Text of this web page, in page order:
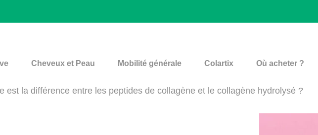
Cheveux et Peau Mobilité générale Colartix Où acheter ?
est la différence entre les peptides de collagène et le collagène hydrolysé ?